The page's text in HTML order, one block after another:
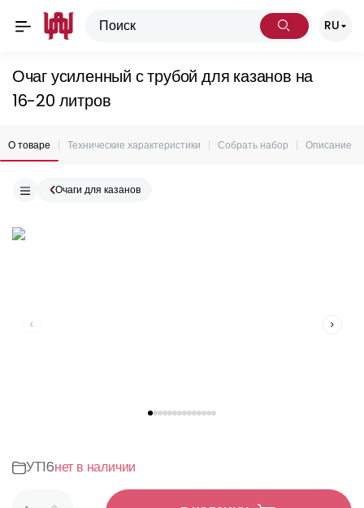
RU
Очаг усиленный с трубой для казанов на
16-20 литров
О товаре Технические характеристики Собрать набор Описание
Очаги для казанов
УТ16нет в наличии